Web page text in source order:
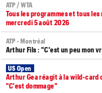
ATP / WTA
Tous les programmes et tous
mercredi 5 août 2026
ATP - Montréal
Arthur Fils : "C'est un peu mon
US Open
Arthur Gea réagit à la wild-card
"C'est dommage"